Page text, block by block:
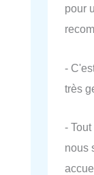
pour
-
très
-
nous